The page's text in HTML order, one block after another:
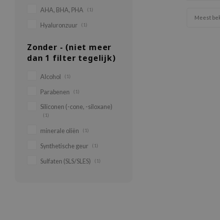
AHA, BHA, PHA (1)
Hyaluronzuur (1)
Zonder - (niet meer
dan 1 filter tegelijk)
Alcohol (1)
Parabenen (1)
Siliconen (-cone, -siloxane)
(1)
minerale oliën (1)
Synthetische geur (1)
Sulfaten (SLS/SLES) (1)
Meest